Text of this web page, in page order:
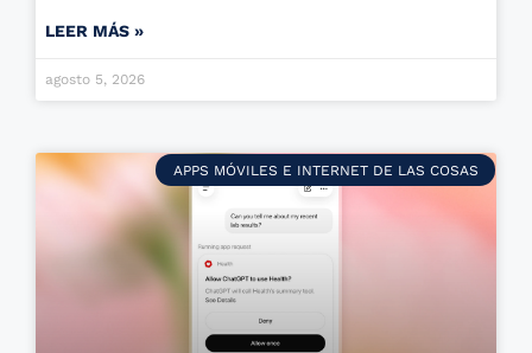
LEER MÁS »
agosto 5, 2026
APPS MÓVILES E INTERNET DE LAS COSAS